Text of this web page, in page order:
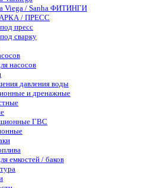
Viega / Sanha ФИТИНГИ
/ ПРЕСС
пресс
сварку
насосов
давления воды
и дренажные
ГВС
емкостей / баков